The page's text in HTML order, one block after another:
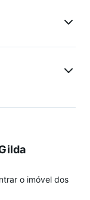
o imóvel dos